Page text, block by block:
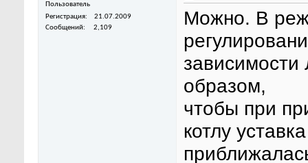
Пользователь
Регистрация
21.07.2009
Сообщений
2,109
Можно. В
зависимости
образом,
чтобы при
котлу